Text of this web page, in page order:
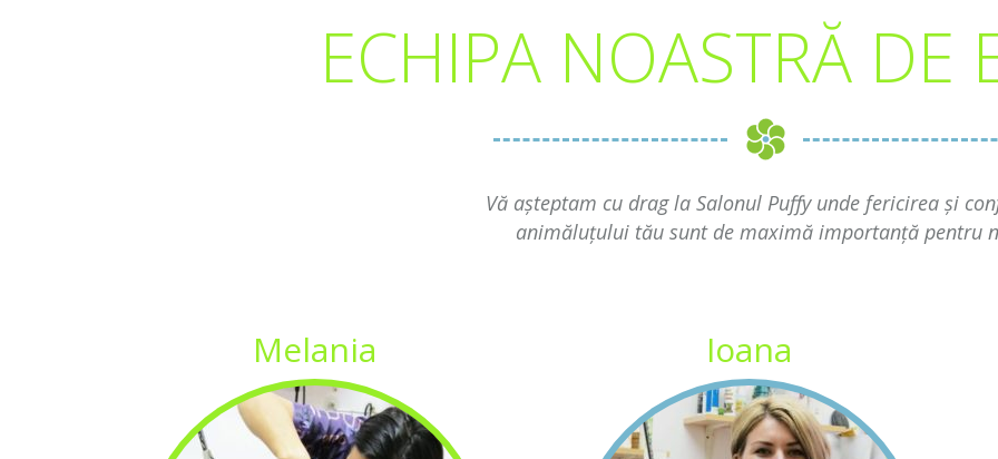
ECHIPA NOASTRĂ DE
Vă așteptam cu drag la Salonul Puffy unde fericirea și
animăluțului tău sunt de maximă importanță pentru
Melania Ioana